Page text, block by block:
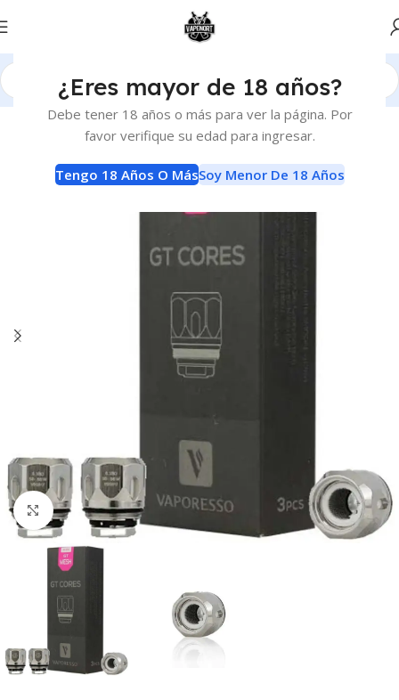
¿Eres mayor de 18 años?
Debe tener 18 años o más para ver la página. Por
favor verifique su edad para ingresar.
Tengo 18 Años O MásSoy Menor De 18 Años
Inicio Atomizadores Resistencias Comerciales
Haga clic para ampliar